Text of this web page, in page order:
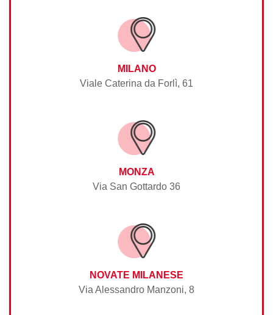
MILANO
Viale Caterina da Forlì, 61
MONZA
Via San Gottardo 36
NOVATE MILANESE
Via Alessandro Manzoni, 8